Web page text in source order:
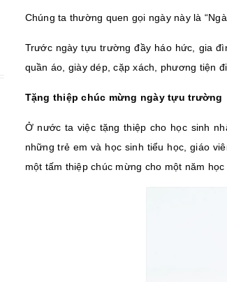
Chúng ta thường quen gọi ngày này là
Trước ngày tựu trường đầy háo hức, gia
quần áo, giày dép, cặp xách, phương tiện
Tặng thiệp chúc mừng ngày tựu trường
Ở nước ta việc tặng thiệp cho học sinh
những trẻ em và học sinh tiểu học, giáo
một tấm thiệp chúc mừng cho một năm